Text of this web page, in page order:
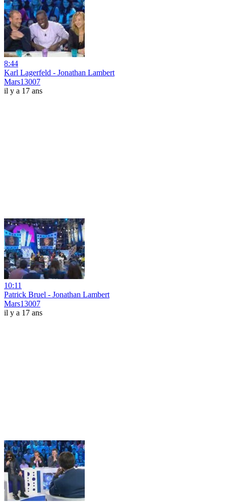
8:44
Karl Lagerfeld - Jonathan Lambert
Mars13007
il y a 17 ans
10:11
Patrick Bruel - Jonathan Lambert
Mars13007
il y a 17 ans